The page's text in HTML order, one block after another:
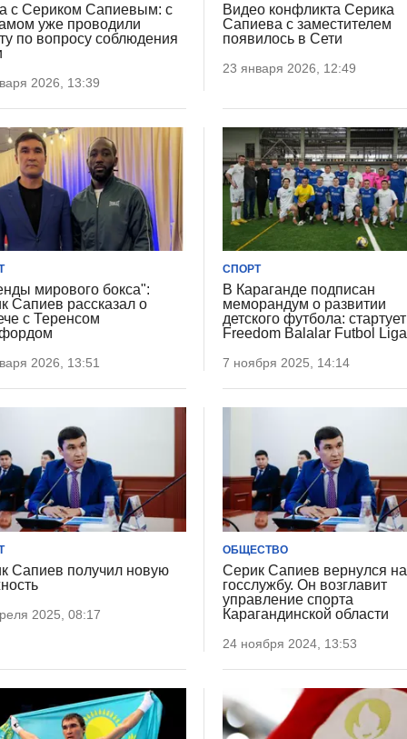
с Сериком Сапиевым: с
уже проводили
по вопросу соблюдения
2026, 13:39
Видео конфликта Серика
Сапиева с заместителем
появилось в Сети
23 января 2026, 12:49
мирового бокса":
Сапиев рассказал о
с Теренсом
2026, 13:51
СПОРТ
В Караганде подписан
меморандум о развитии
детского футбола: стартует
Freedom Balalar Futbol
7 ноября 2025, 14:14
Сапиев получил новую
2025, 08:17
ОБЩЕСТВО
Серик Сапиев вернулся на
госслужбу. Он возглавит
управление спорта
Карагандинской области
24 ноября 2024, 13:53